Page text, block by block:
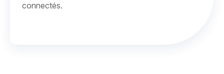
connectés.